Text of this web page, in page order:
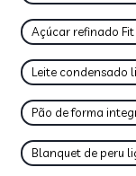
Açúcar refinado
Leite condensado
Pão de forma
Blanquet de peru